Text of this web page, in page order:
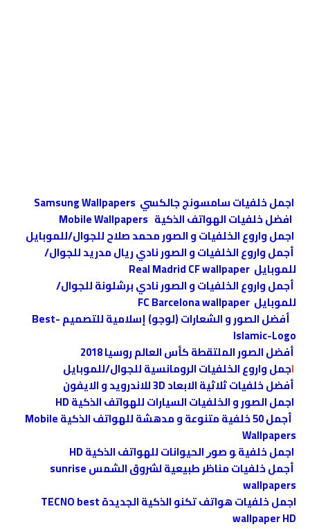
اجمل خلفيات سامسونج جالكسي Samsung Wallpapers
افضل خلفيات الهواتف الذكية Mobile Wallpapers
اجمل واروع الخلفيات و الصور محمد صلاح للجوال/للموبايل
أجمل واروع الخلفيات و الصور نادي ريال مدريد للجوال/
للموبايل Real Madrid CF wallpaper
أجمل واروع الخلفيات و الصور نادي برشلونة للجوال/
للموبايل FC Barcelona wallpaper
أفضل الصور و الشعارات (لوجو) إسلامية للتصميم Best-
Islamic-Logo
أفضل الصور الملتقطة كأس العالم روسيا 2018
اجمل واروع الخلفيات الرومانسية للجوال/للموبايل
أفضل خلفيات ثلاثية الابعاد 3D للاندرويد و الايفون
اجمل الصور و الخلفيات السيارات للهواتف الذكية HD
أجمل 50 خلفية متنوعة و مدهشة للهواتف الذكية Mobile
Wallpapers
اجمل خلفية ﻮ ﺻﻮﺭ الحيوانات للهواتف الذكية HD
أجمل خلفيات مناظر طبيعية لشروق الشمس sunrise
wallpapers
اجمل خلفيات هواتف تكنو الذكية الجديدة TECNO best
wallpaper HD